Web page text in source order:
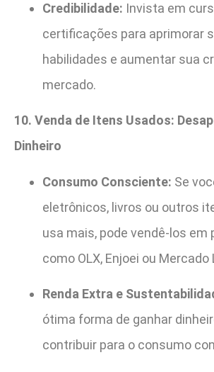
Credibilidade: Invista em
certificações para aprimorar
habilidades e aumentar sua
mercado.
10. Venda de Itens Usados:
Dinheiro
Consumo Consciente: Se
eletrônicos, livros ou outros
usa mais, pode vendê-los
como OLX, Enjoei ou Mercado
Renda Extra e
ótima forma de ganhar
contribuir para o consumo